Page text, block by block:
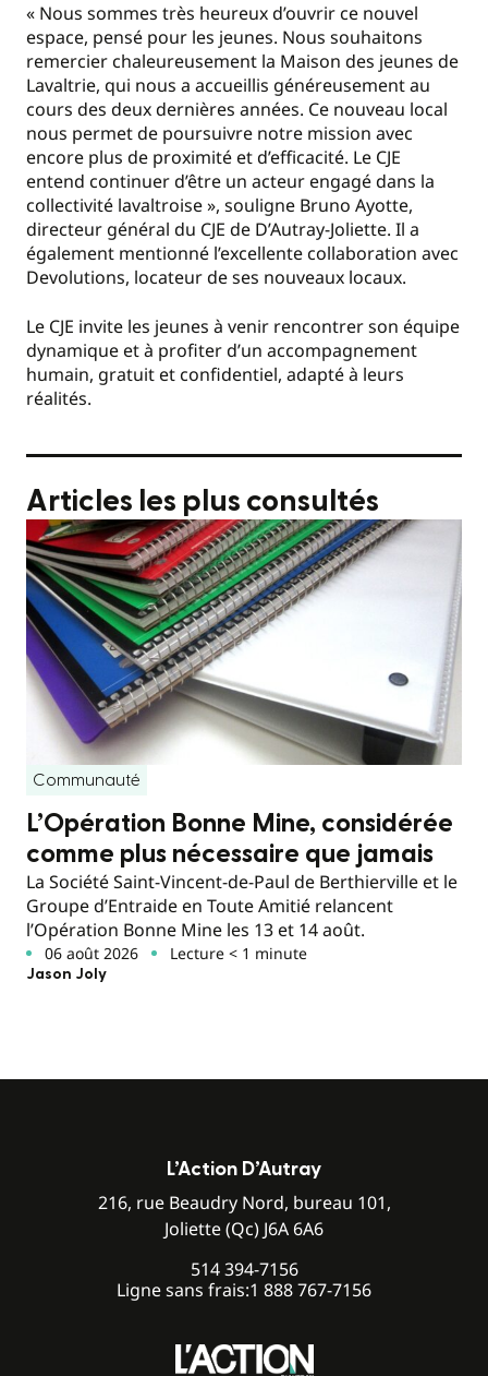
« Nous sommes très heureux d’ouvrir ce nouvel
espace, pensé pour les jeunes. Nous souhaitons
remercier chaleureusement la Maison des jeunes de
Lavaltrie, qui nous a accueillis généreusement au
cours des deux dernières années. Ce nouveau local
nous permet de poursuivre notre mission avec
encore plus de proximité et d’efficacité. Le CJE
entend continuer d’être un acteur engagé dans la
collectivité lavaltroise », souligne Bruno Ayotte,
directeur général du CJE de D’Autray-Joliette. Il a
également mentionné l’excellente collaboration avec
Devolutions, locateur de ses nouveaux locaux.
Le CJE invite les jeunes à venir rencontrer son équipe
dynamique et à profiter d’un accompagnement
humain, gratuit et confidentiel, adapté à leurs
réalités.
Articles les plus consultés
Communauté
L’Opération Bonne Mine, considérée
comme plus nécessaire que jamais
La Société Saint-Vincent-de-Paul de Berthierville et le
Groupe d’Entraide en Toute Amitié relancent
l’Opération Bonne Mine les 13 et 14 août.
06 août 2026 Lecture < 1 minute
Jason Joly
L’Action D’Autray
216, rue Beaudry Nord, bureau 101,
Joliette (Qc) J6A 6A6
514 394-7156
Ligne sans frais:1 888 767-7156